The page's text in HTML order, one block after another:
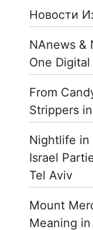
Новости
NAnews &
One
From
Strippers
Nightlife in
Israel
Tel Aviv
Mount
Meaning in